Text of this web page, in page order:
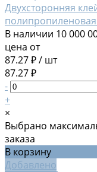
Двухсторонняя
В наличии 10 000
цена от
87.27 ₽/ шт
87.27 ₽
-
+
×
Выбрано
заказа
В корзину
Добавлено